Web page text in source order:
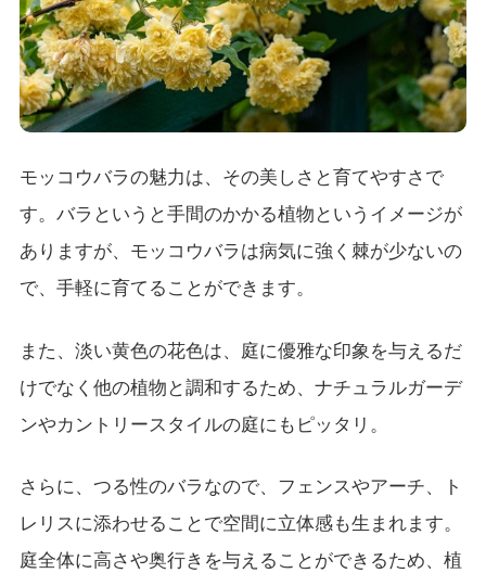
モッコウバラの魅力は、その美しさと育てやすさで
す。バラというと手間のかかる植物というイメージが
ありますが、モッコウバラは病気に強く棘が少ないの
で、手軽に育てることができます。
また、淡い黄色の花色は、庭に優雅な印象を与えるだ
けでなく他の植物と調和するため、ナチュラルガーデ
ンやカントリースタイルの庭にもピッタリ。
さらに、つる性のバラなので、フェンスやアーチ、ト
レリスに添わせることで空間に立体感も生まれます。
庭全体に高さや奥行きを与えることができるため、植